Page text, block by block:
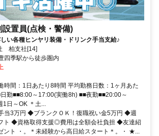
置員(点検・警備)
い各種ヒンヤリ装備・ドリンク手当支給♪
柏支社[14]
四季駅から徒歩圏内
時間：1日あたり8時間 平均勤務日数：1ヶ月あた
勤■■8:00～17:00(実働8h) ■■夜勤■■20:00～
1日～OK ＊土...
当3万円 ◆ブランクＯＫ！復職祝い金5万円 ◆週
ト ◆資格取得支援◎費用は全額会社負担 ◆友達紹
ント ・。＊未経験から高日給スタート＊。・ ★...